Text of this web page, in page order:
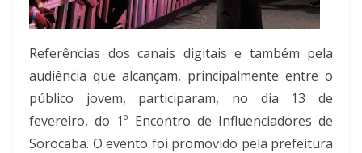
Referências dos canais digitais e também pela
audiência que alcançam, principalmente entre o
público jovem, participaram, no dia 13 de
fevereiro, do 1º Encontro de Influenciadores de
Sorocaba. O evento foi promovido pela prefeitura